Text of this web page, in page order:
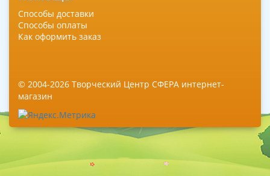
Способы доставки
Способы оплаты
Как оформить заказ
© 2004-2026 Творческий Центр СФЕРА интернет-
магазин